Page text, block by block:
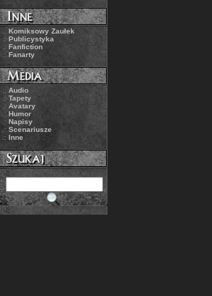
.: Komiksowy Zaułek
.: Publicystyka
.: Fanfiction
.:Fanarty
.: Audio
.: Tapety
.: Avatary
.:Humor
.: Napisy
.: Scenariusze
.: Inne